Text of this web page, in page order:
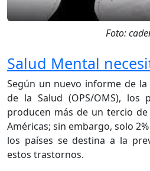
Foto:
Salud Mental
Según un nuevo informe de
de la Salud (OPS/OMS), los
producen más de un tercio
Américas; sin embargo, solo
los países se destina a la
estos trastornos.